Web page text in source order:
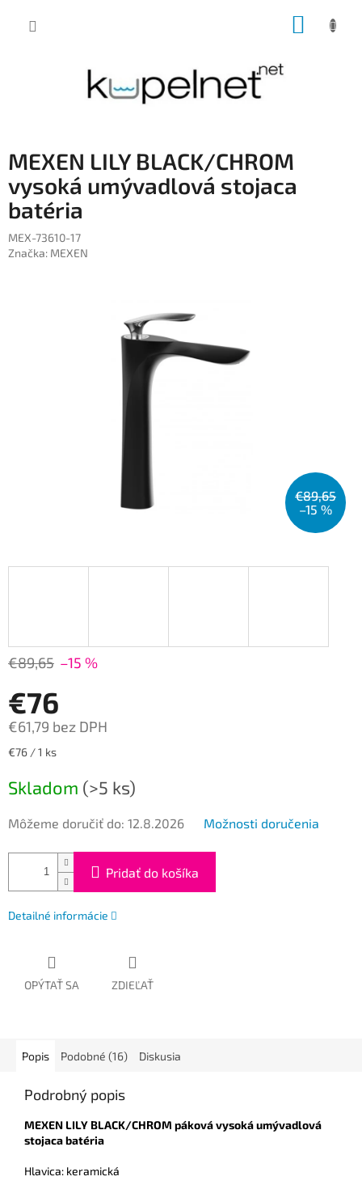
MEXEN LILY BLACK/CHROM
vysoká umývadlová stojaca
batéria
MEX-73610-17
Značka: MEXEN
€89,65
–15 %
€89,65 –15 %
€76
€61,79 bez DPH
Jednotková
€76 / 1 ks
Skladom (>5 ks)
Môžeme doručiť do: 12.8.2026 Možnosti doručenia
Pridať do košíka
Detailné informácie
OPÝTAŤ SA ZDIEĽAŤ
Popis Podobné (16) Diskusia
Podrobný popis
MEXEN LILY BLACK/CHROM páková vysoká umývadlová
stojaca batéria
Hlavica: keramická